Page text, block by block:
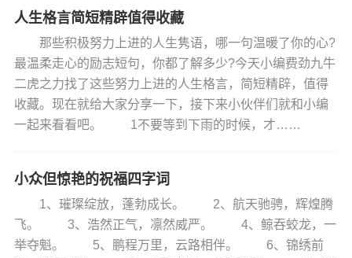
人生格言简短精辟值得收藏
那些积极努力上进的人生隽语，哪一句温暖了你的心?
最温柔走心的励志短句，你都了解多少?今天小编费劲九牛
二虎之力找了这些努力上进的人生格言，简短精辟，值得
收藏。现在就给大家分享一下，接下来小伙伴们就和小编
一起来看看吧。 1不要等到下雨的时候，才……
小众但惊艳的祝福四字词
1、璀璨绽放，蓬勃成长。 2、航天驰骋，辉煌腾
飞。 3、浩然正气，凛然威严。 4、鲸吞蛟龙，一
举夺魁。 5、鹏程万里，云路相伴。 6、锦绣前